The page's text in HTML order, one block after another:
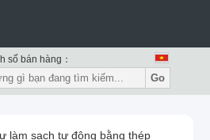
số bán hàng：
Go
làm sạch tự động bằng thép